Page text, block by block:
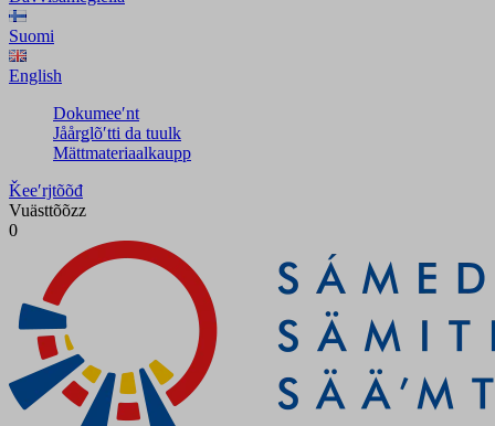
Suomi
English
Dokumeeʹnt
Jåårǥlõʹtti da tuulk
Mättmateriaalkaupp
Ǩeeʹrjtõõđ
Vuästtõõzz
0